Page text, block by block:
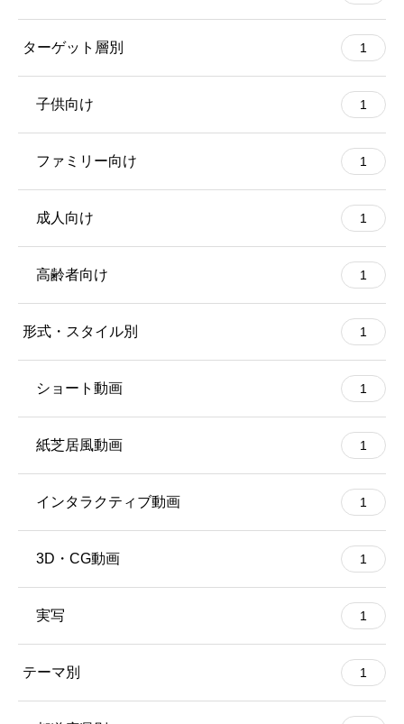
ターゲット層別 1
子供向け 1
ファミリー向け 1
成人向け 1
高齢者向け 1
形式・スタイル別 1
ショート動画 1
紙芝居風動画 1
インタラクティブ動画 1
3D・CG動画 1
実写 1
テーマ別 1